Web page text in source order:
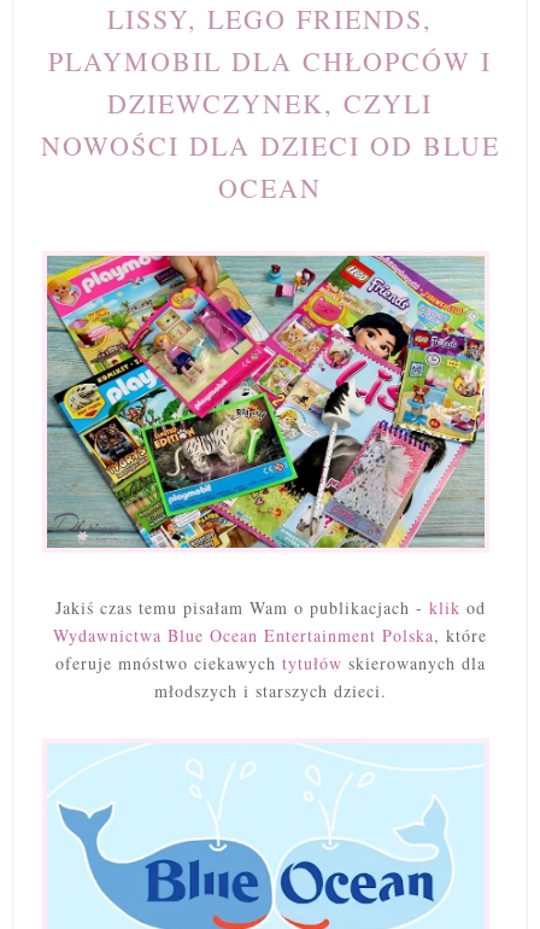
LISSY, LEGO FRIENDS,
PLAYMOBIL DLA CHŁOPCÓW I
DZIEWCZYNEK, CZYLI
NOWOŚCI DLA DZIECI OD BLUE
OCEAN
Jakiś czas temu pisałam Wam o publikacjach - klik od
Wydawnictwa Blue Ocean Entertainment Polska, które
oferuje mnóstwo ciekawych tytułów skierowanych dla
młodszych i starszych dzieci.